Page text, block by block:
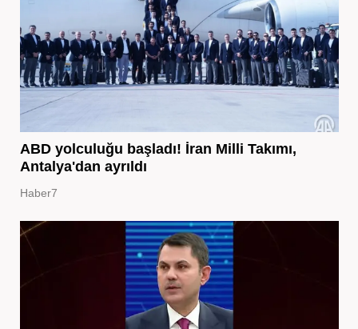
ABD yolculuğu başladı! İran Milli Takımı,
Antalya'dan ayrıldı
Haber7